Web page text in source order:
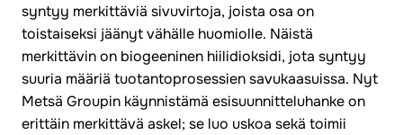
syntyy merkittäviä sivuvirtoja, joista osa on
toistaiseksi jäänyt vähälle huomiolle. Näistä
merkittävin on biogeeninen hiilidioksidi, jota syntyy
suuria määriä tuotantoprosessien savukaasuissa. Nyt
Metsä Groupin käynnistämä esisuunnitteluhanke on
erittäin merkittävä askel; se luo uskoa sekä toimii